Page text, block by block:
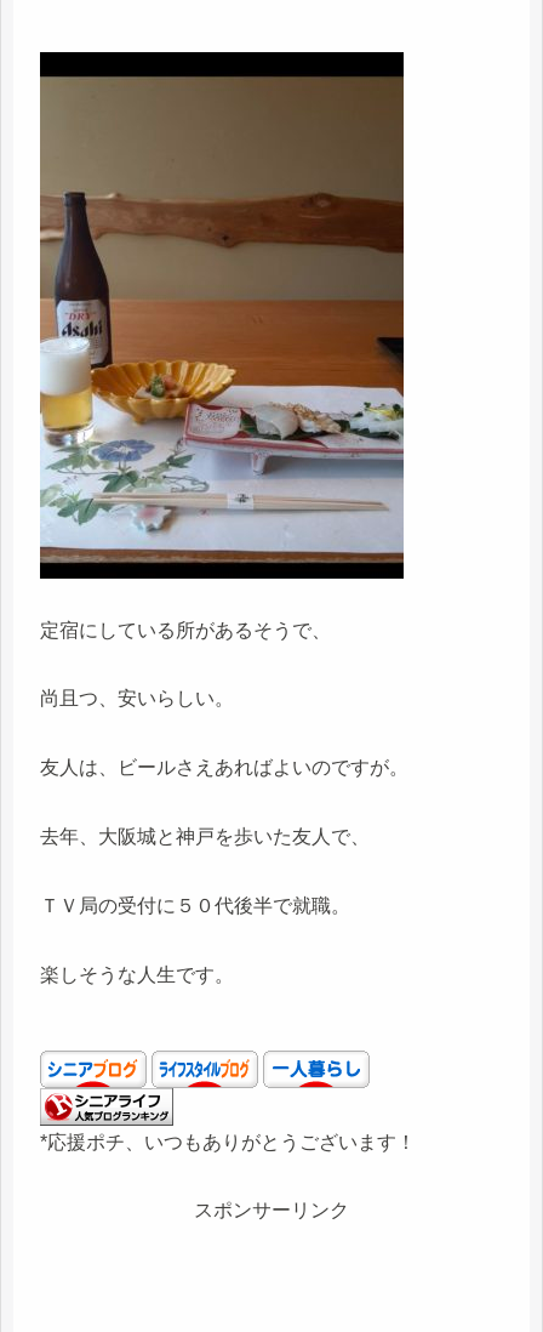
定宿にしている所があるそうで、
尚且つ、安いらしい。
友人は、ビールさえあればよいのですが。
去年、大阪城と神戸を歩いた友人で、
ＴＶ局の受付に５０代後半で就職。
楽しそうな人生です。
*応援ポチ、いつもありがとうございます！
スポンサーリンク